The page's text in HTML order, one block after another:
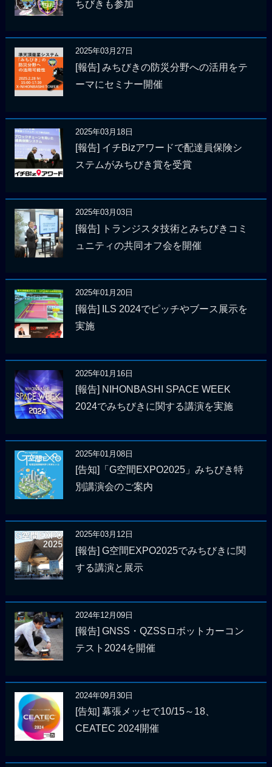
ちびきも参加
2025年03月27日
[報告] みちびきの防災分野への活用をテ
ーマにセミナー開催
2025年03月18日
[報告] イチBizアワードで配達員保険シ
ステムがみちびき賞を受賞
2025年03月03日
[報告] トランジスタ技術とみちびきコミ
ュニティの共同オフ会を開催
2025年01月20日
[報告] ILS 2024でピッチやブース展示を
実施
2025年01月16日
[報告] NIHONBASHI SPACE WEEK
2024でみちびきに関する講演を実施
2025年01月08日
[告知]「G空間EXPO2025」みちびき特
別講演会のご案内
2025年03月12日
[報告] G空間EXPO2025でみちびきに関
する講演と展示
2024年12月09日
[報告] GNSS・QZSSロボットカーコン
テスト2024を開催
2024年09月30日
[告知] 幕張メッセで10/15～18、
CEATEC 2024開催